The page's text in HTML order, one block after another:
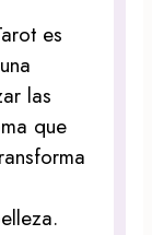
es
las
que